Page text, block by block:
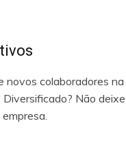
colaboradores
Não